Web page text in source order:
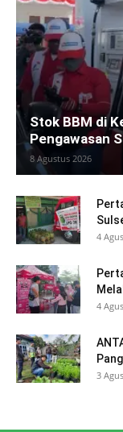
Stok BBM di
Pengawasan
8 Agustus 2026
4
4
3